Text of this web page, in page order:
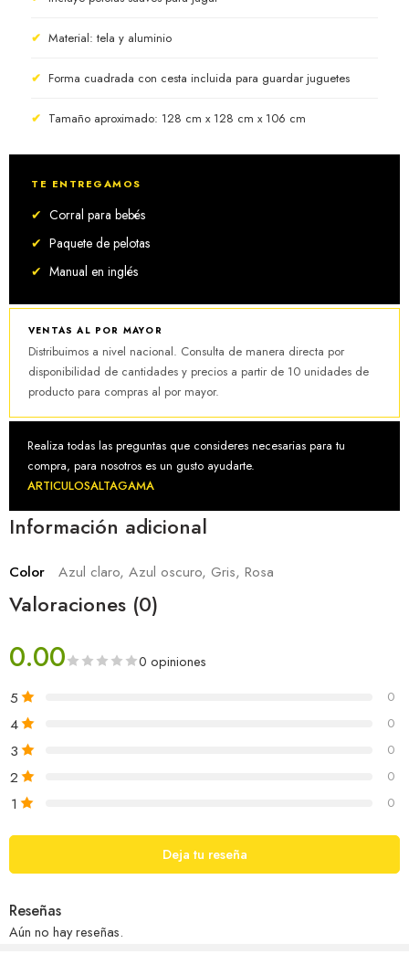
✔ Material: tela y aluminio
✔ Forma cuadrada con cesta incluida para guardar juguetes
✔ Tamaño aproximado: 128 cm x 128 cm x 106 cm
TE ENTREGAMOS
✔ Corral para bebés
✔ Paquete de pelotas
✔ Manual en inglés
VENTAS AL POR MAYOR
Distribuimos a nivel nacional. Consulta de manera directa por
disponibilidad de cantidades y precios a partir de 10 unidades de
producto para compras al por mayor.
Realiza todas las preguntas que consideres necesarias para tu
compra, para nosotros es un gusto ayudarte.
ARTICULOSALTAGAMA
Información adicional
Color Azul claro, Azul oscuro, Gris, Rosa
Valoraciones (0)
0.00 0 opiniones
5 0
4 0
3 0
2 0
1 0
Deja tu reseña
Reseñas
Aún no hay reseñas.